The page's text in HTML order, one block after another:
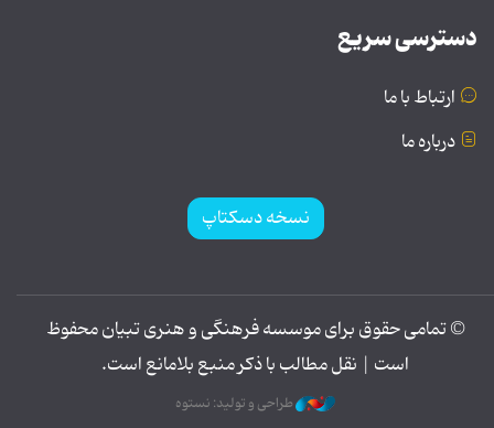
دسترسی سریع
ارتباط با ما
درباره ما
نسخه دسکتاپ
© تمامی حقوق برای موسسه فرهنگی و هنری تبیان محفوظ
است | نقل مطالب با ذکر منبع بلامانع است.
طراحی و تولید: نستوه